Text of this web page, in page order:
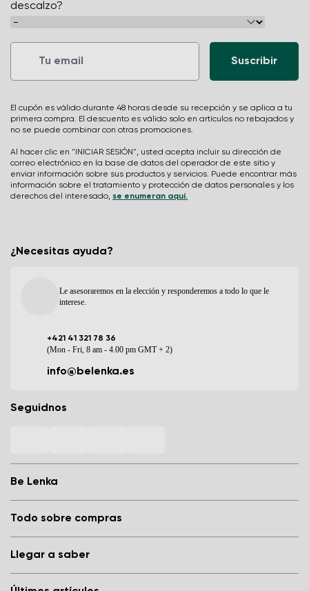
descalzo?
El cupón es válido durante 48 horas desde su recepción y se aplica a tu
primera compra. El descuento es válido solo en artículos no rebajados y
no se puede combinar con otras promociones.
Al hacer clic en "INICIAR SESIÓN", usted acepta incluir su dirección de
correo electrónico en la base de datos del operador de este sitio y
enviar información sobre sus productos y servicios. Puede encontrar más
información sobre el tratamiento y protección de datos personales y los
derechos del interesado, se enumeran aquí.
Be Lenka
Store Locator
Sobre nosotros
Be Lenka en medios de comunicación
Cookies
Todo sobre compras
Acceso
Condiciones generales de la tienda
Llegar a saber
¿Necesitas ayuda?
Le asesoraremos en la elección y responderemos a todo lo que le
interese.
+421 41 321 78 36
(Mon - Fri, 8 am - 4.00 pm GMT + 2)
info@belenka.es
Seguidnos